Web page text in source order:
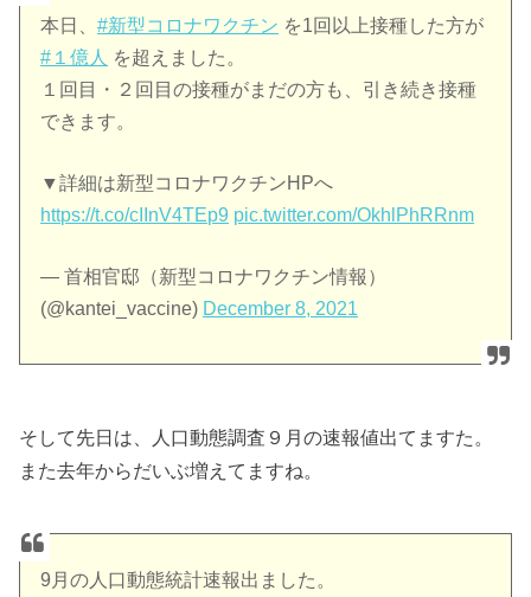
本日、#新型コロナワクチン を1回以上接種した方が
#１億人 を超えました。
１回目・２回目の接種がまだの方も、引き続き接種
できます。
▼詳細は新型コロナワクチンHPへ
https://t.co/cIInV4TEp9 pic.twitter.com/OkhlPhRRnm
— 首相官邸（新型コロナワクチン情報）
(@kantei_vaccine) December 8, 2021
そして先日は、人口動態調査９月の速報値出てますた。
また去年からだいぶ増えてますね。
9月の人口動態統計速報出ました。